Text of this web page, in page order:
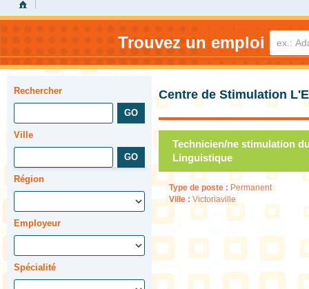
Trouvez un emploi
Rechercher
Ville
Région
Employeur
Spécialité
Centre de Stimulation
Technicien/ne stimulation
Linguistique
Type de poste : Permanent
Ville : Victoriaville